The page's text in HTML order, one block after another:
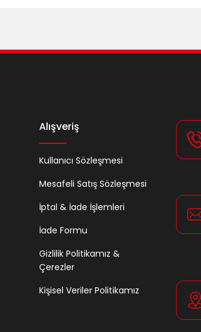
Alışveriş
Kullanıcı Sözleşmesi
Mesafeli Satış Sözleşmesi
İptal & İade İşlemleri
İade Formu
Gizlilik Politikamız &
Çerezler
Kişisel Veriler Politikamız